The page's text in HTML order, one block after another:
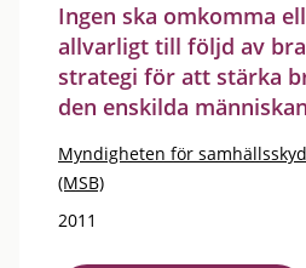
Ingen ska omkomma
allvarligt till följd av
strategi för att stärka
den enskilda människan
Myndigheten för
(MSB)
2011